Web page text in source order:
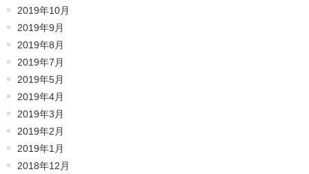
2019年10月
2019年9月
2019年8月
2019年7月
2019年5月
2019年4月
2019年3月
2019年2月
2019年1月
2018年12月